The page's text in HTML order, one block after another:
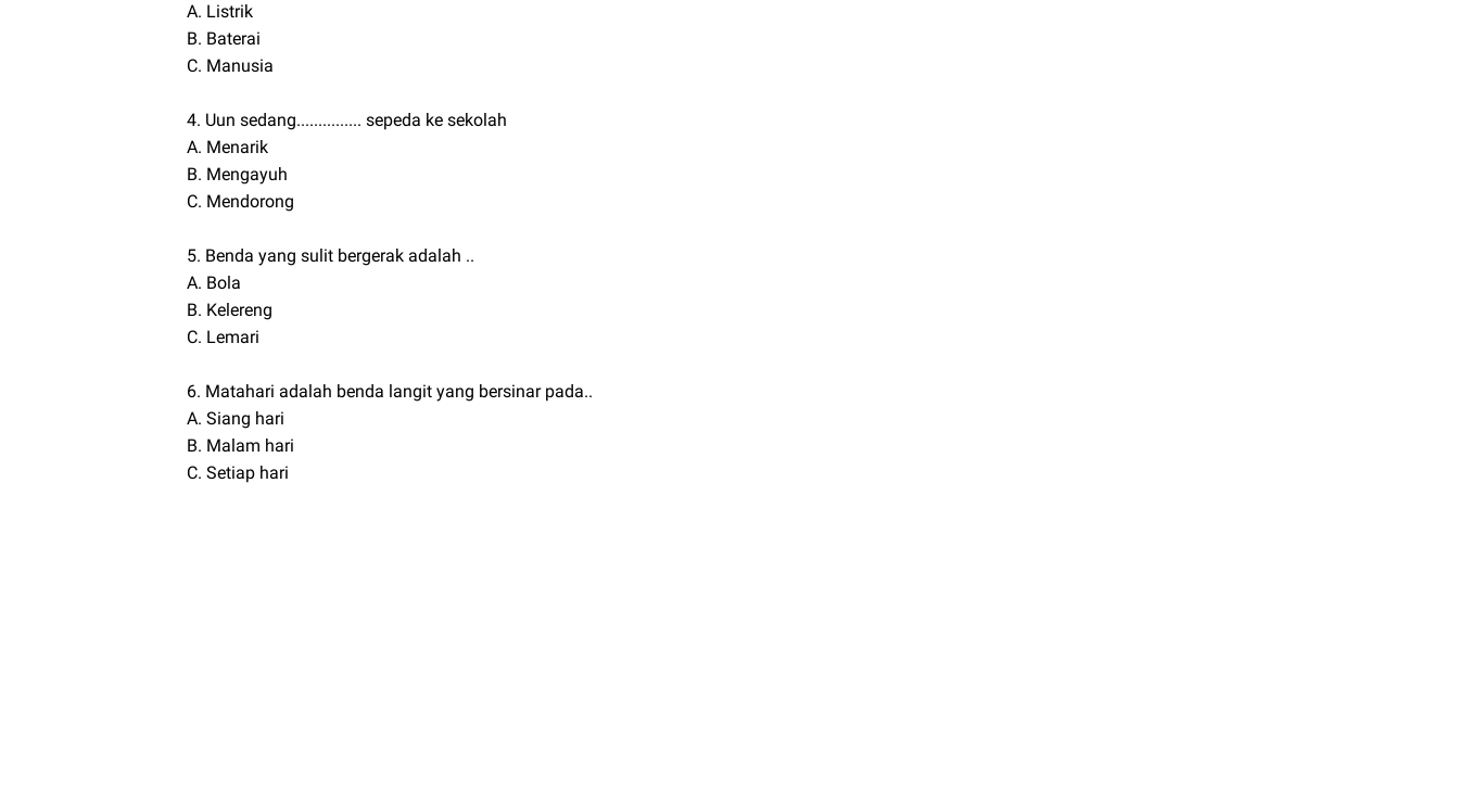
A. Listrik
B. Baterai
C. Manusia
4. Uun sedang............... sepeda ke sekolah
A. Menarik
B. Mengayuh
C. Mendorong
5. Benda yang sulit bergerak adalah ..
A. Bola
B. Kelereng
C. Lemari
6. Matahari adalah benda langit yang bersinar pada..
A. Siang hari
B. Malam hari
C. Setiap hari